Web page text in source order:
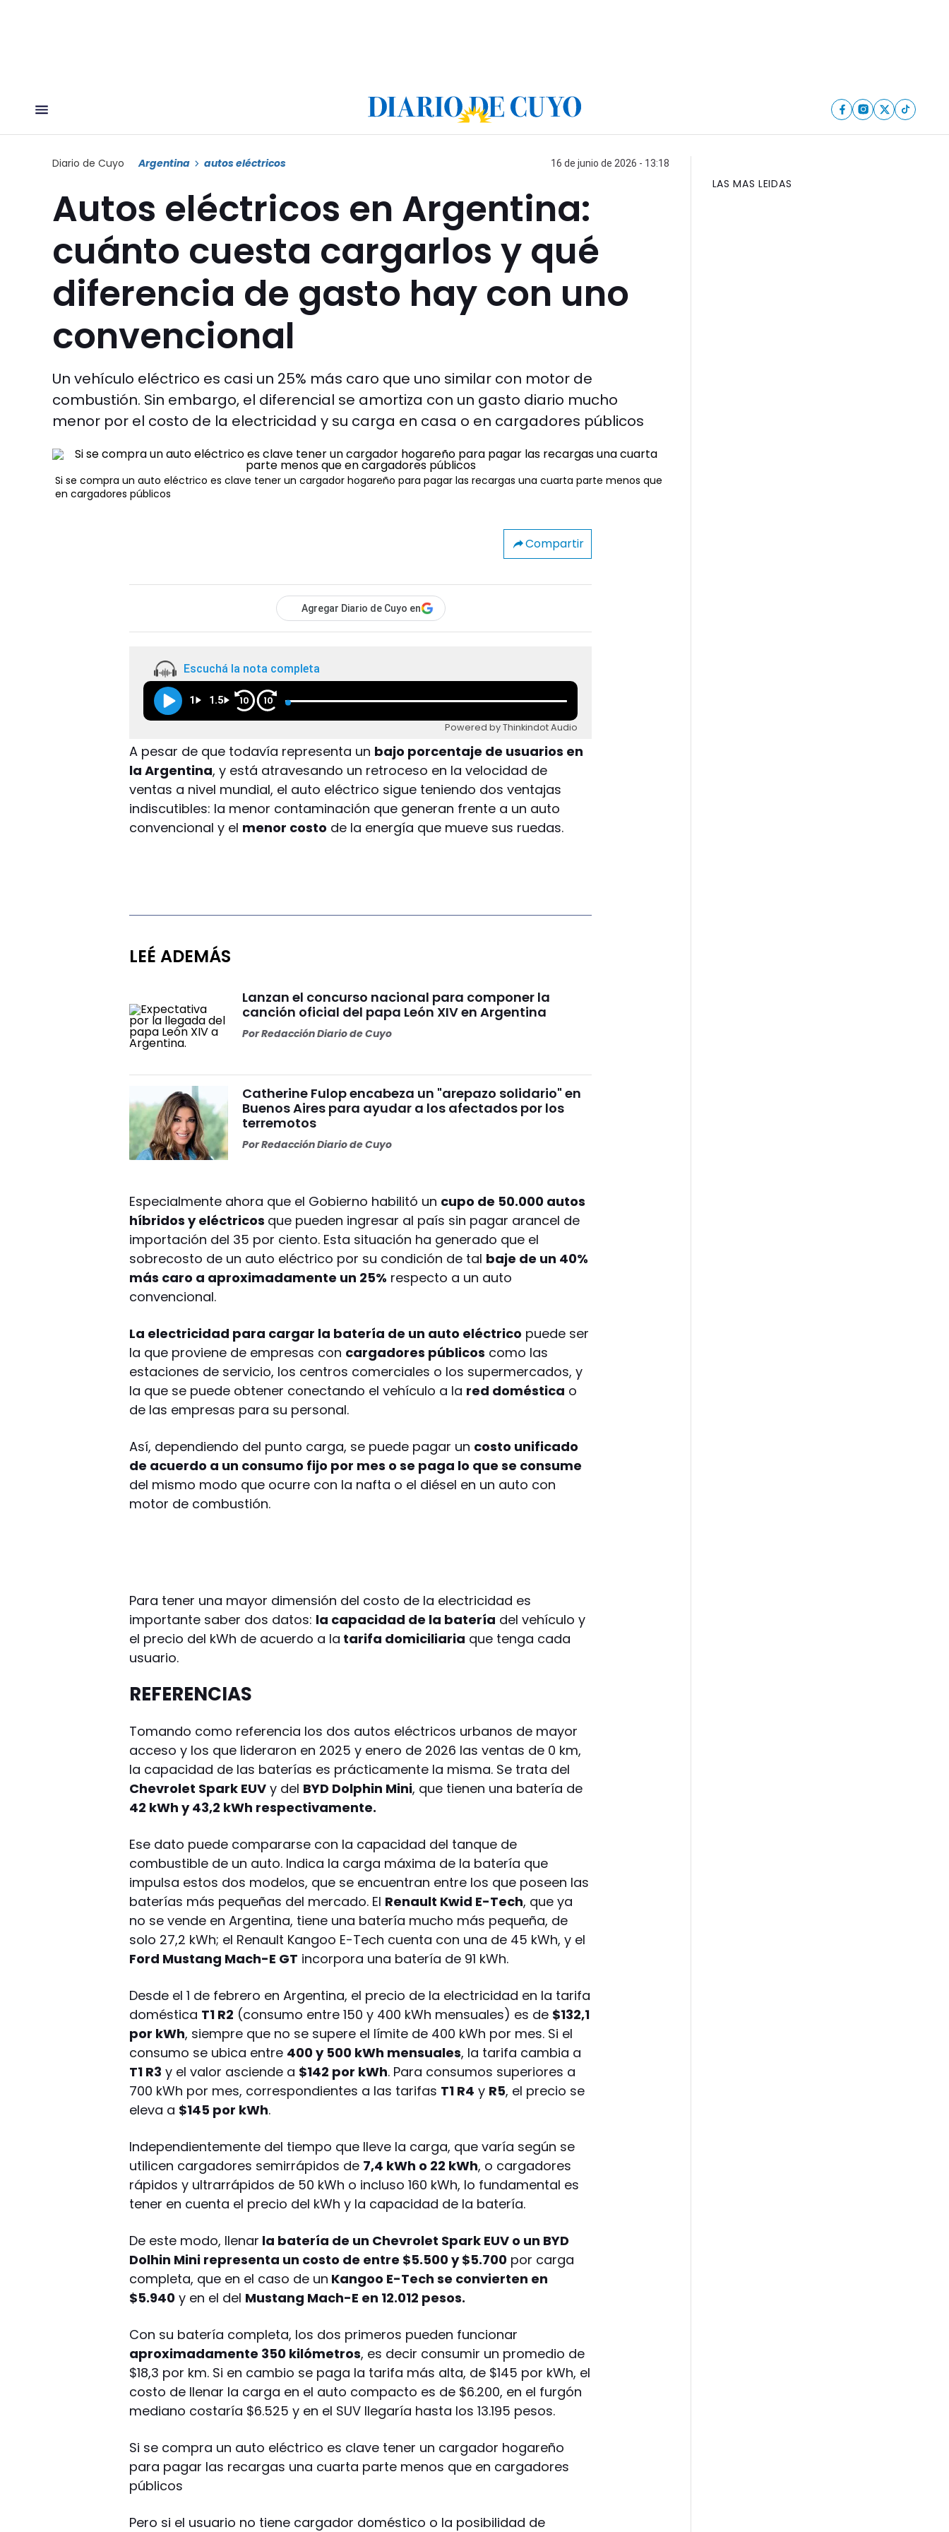
Diario de Cuyo Argentina autos eléctricos 16 de junio de 2026 - 13:18
Autos eléctricos en Argentina:
cuánto cuesta cargarlos y qué
diferencia de gasto hay con uno
convencional
Un vehículo eléctrico es casi un 25% más caro que uno similar con motor de
combustión. Sin embargo, el diferencial se amortiza con un gasto diario mucho
menor por el costo de la electricidad y su carga en casa o en cargadores públicos
Si se compra un auto eléctrico es clave tener un cargador hogareño para pagar las recargas una cuarta parte menos que
en cargadores públicos
Compartir
Agregar Diario de Cuyo en
Escuchá la nota completa
1 1.5 10 10
Powered by Thinkindot Audio
A pesar de que todavía representa un bajo porcentaje de usuarios en
la Argentina, y está atravesando un retroceso en la velocidad de
ventas a nivel mundial, el auto eléctrico sigue teniendo dos ventajas
indiscutibles: la menor contaminación que generan frente a un auto
convencional y el menor costo de la energía que mueve sus ruedas.
LEÉ ADEMÁS
Lanzan el concurso nacional para componer la
canción oficial del papa León XIV en Argentina
PorRedacción Diario de Cuyo
Catherine Fulop encabeza un "arepazo solidario" en
Buenos Aires para ayudar a los afectados por los
terremotos
PorRedacción Diario de Cuyo
Especialmente ahora que el Gobierno habilitó un cupo de 50.000 autos
híbridos y eléctricos que pueden ingresar al país sin pagar arancel de
importación del 35 por ciento. Esta situación ha generado que el
sobrecosto de un auto eléctrico por su condición de tal baje de un 40%
más caro a aproximadamente un 25% respecto a un auto
convencional.
La electricidad para cargar la batería de un auto eléctrico puede ser
la que proviene de empresas con cargadores públicos como las
estaciones de servicio, los centros comerciales o los supermercados, y
la que se puede obtener conectando el vehículo a la red doméstica o
de las empresas para su personal.
Así, dependiendo del punto carga, se puede pagar un costo unificado
de acuerdo a un consumo fijo por mes o se paga lo que se consume
del mismo modo que ocurre con la nafta o el diésel en un auto con
motor de combustión.
Para tener una mayor dimensión del costo de la electricidad es
importante saber dos datos: la capacidad de la batería del vehículo y
el precio del kWh de acuerdo a la tarifa domiciliaria que tenga cada
usuario.
REFERENCIAS
Tomando como referencia los dos autos eléctricos urbanos de mayor
acceso y los que lideraron en 2025 y enero de 2026 las ventas de 0 km,
la capacidad de las baterías es prácticamente la misma. Se trata del
Chevrolet Spark EUV y del BYD Dolphin Mini, que tienen una batería de
42 kWh y 43,2 kWh respectivamente.
Ese dato puede compararse con la capacidad del tanque de
combustible de un auto. Indica la carga máxima de la batería que
impulsa estos dos modelos, que se encuentran entre los que poseen las
baterías más pequeñas del mercado. El Renault Kwid E-Tech, que ya
no se vende en Argentina, tiene una batería mucho más pequeña, de
solo 27,2 kWh; el Renault Kangoo E-Tech cuenta con una de 45 kWh, y el
Ford Mustang Mach-E GT incorpora una batería de 91 kWh.
Desde el 1 de febrero en Argentina, el precio de la electricidad en la tarifa
doméstica T1 R2 (consumo entre 150 y 400 kWh mensuales) es de $132,1
por kWh, siempre que no se supere el límite de 400 kWh por mes. Si el
consumo se ubica entre 400 y 500 kWh mensuales, la tarifa cambia a
T1 R3 y el valor asciende a $142 por kWh. Para consumos superiores a
700 kWh por mes, correspondientes a las tarifas T1 R4 y R5, el precio se
eleva a $145 por kWh.
Independientemente del tiempo que lleve la carga, que varía según se
utilicen cargadores semirrápidos de 7,4 kWh o 22 kWh, o cargadores
rápidos y ultrarrápidos de 50 kWh o incluso 160 kWh, lo fundamental es
tener en cuenta el precio del kWh y la capacidad de la batería.
De este modo, llenar la batería de un Chevrolet Spark EUV o un BYD
Dolhin Mini representa un costo de entre $5.500 y $5.700 por carga
completa, que en el caso de un Kangoo E-Tech se convierten en
$5.940 y en el del Mustang Mach-E en 12.012 pesos.
Con su batería completa, los dos primeros pueden funcionar
aproximadamente 350 kilómetros, es decir consumir un promedio de
$18,3 por km. Si en cambio se paga la tarifa más alta, de $145 por kWh, el
costo de llenar la carga en el auto compacto es de $6.200, en el furgón
mediano costaría $6.525 y en el SUV llegaría hasta los 13.195 pesos.
Si se compra un auto eléctrico es clave tener un cargador hogareño
para pagar las recargas una cuarta parte menos que en cargadores
públicos
Pero si el usuario no tiene cargador doméstico o la posibilidad de
LAS MAS LEIDAS